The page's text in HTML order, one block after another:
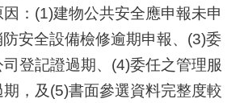
： (1)建物公共安全應申報未申
安全設備檢修逾期申報、 (3)委
登記證過期、 (4)委任之管理服
，及(5)書面參選資料完整度較